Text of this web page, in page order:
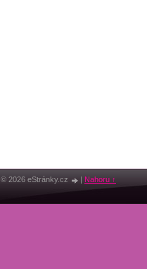
© 2026 eStránky.cz | Nahoru ↑